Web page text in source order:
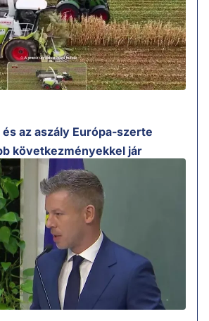
az aszály Európa-szerte
következményekkel jár